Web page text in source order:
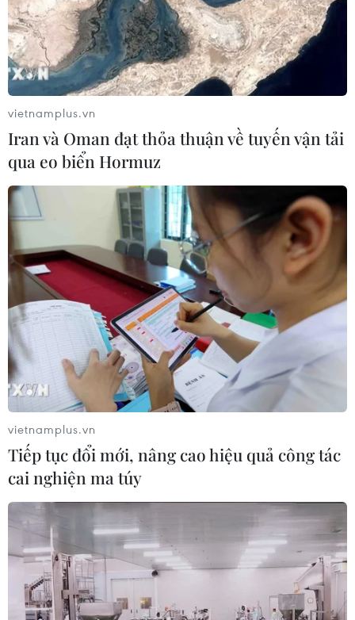
TIN CÙNG CHUYÊN MỤC
Khởi tố đối tượng giả danh Công an,
vietnamplus.vn
Iran và Oman đạt thỏa thuận về tuyến vận tải
qua eo biển Hormuz
vietnamplus.vn
Tiếp tục đổi mới, nâng cao hiệu quả công tác
cai nghiện ma túy